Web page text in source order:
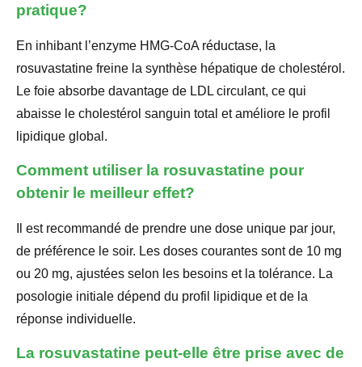
pratique?
En inhibant l’enzyme HMG-CoA réductase, la
rosuvastatine freine la synthèse hépatique de cholestérol.
Le foie absorbe davantage de LDL circulant, ce qui
abaisse le cholestérol sanguin total et améliore le profil
lipidique global.
Comment utiliser la rosuvastatine pour
obtenir le meilleur effet?
Il est recommandé de prendre une dose unique par jour,
de préférence le soir. Les doses courantes sont de 10 mg
ou 20 mg, ajustées selon les besoins et la tolérance. La
posologie initiale dépend du profil lipidique et de la
réponse individuelle.
La rosuvastatine peut-elle être prise avec de